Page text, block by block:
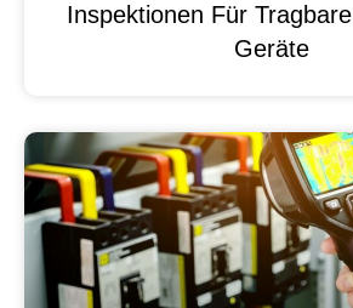
Inspektionen Für
Geräte